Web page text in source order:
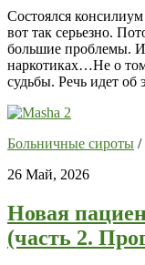
Состоялся
вот так серьезно.
большие проблемы. И
наркотиках…Не о
судьбы. Речь идет об
Больничные сироты /
26 Май, 2026
Новая
(часть 2.